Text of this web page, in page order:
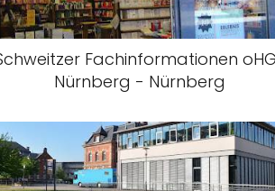
Fachinformationen
Nürnberg - Nürnberg